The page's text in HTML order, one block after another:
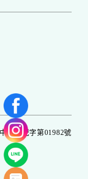
市經紀字第01982號